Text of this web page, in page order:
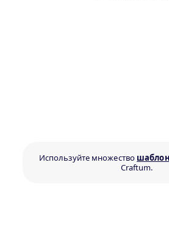
Используйте множество
Craftum.